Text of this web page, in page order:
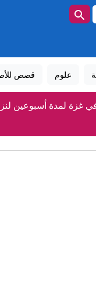
علوم قصص
في غزة لمدة أسبوعين
إرسال قوات للتحقق من